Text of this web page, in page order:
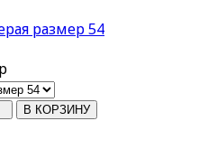
размер 54